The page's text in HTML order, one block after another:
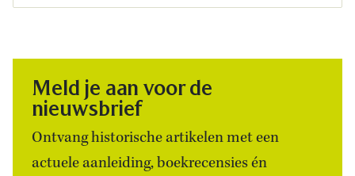
Meld je aan voor de
nieuwsbrief
Ontvang historische artikelen met een
actuele aanleiding, boekrecensies én